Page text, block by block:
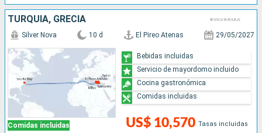
TURQUÍA, GRECIA
Comidas incluidas
Silver Nova 10 d El Pireo Atenas 29/05/2027
US$ 10,570 Tasas incluidas
Bebidas incluidas
Servicio de mayordomo incluido
Cocina gastronómica
Comidas incluidas